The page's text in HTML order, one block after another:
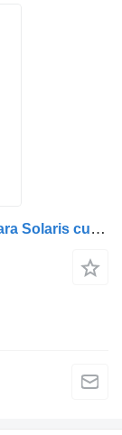
Carcasă Far Dreapta fascia delantera para Solaris cu Semnale pentru Persoane cu Dizabilități și Picioare camión